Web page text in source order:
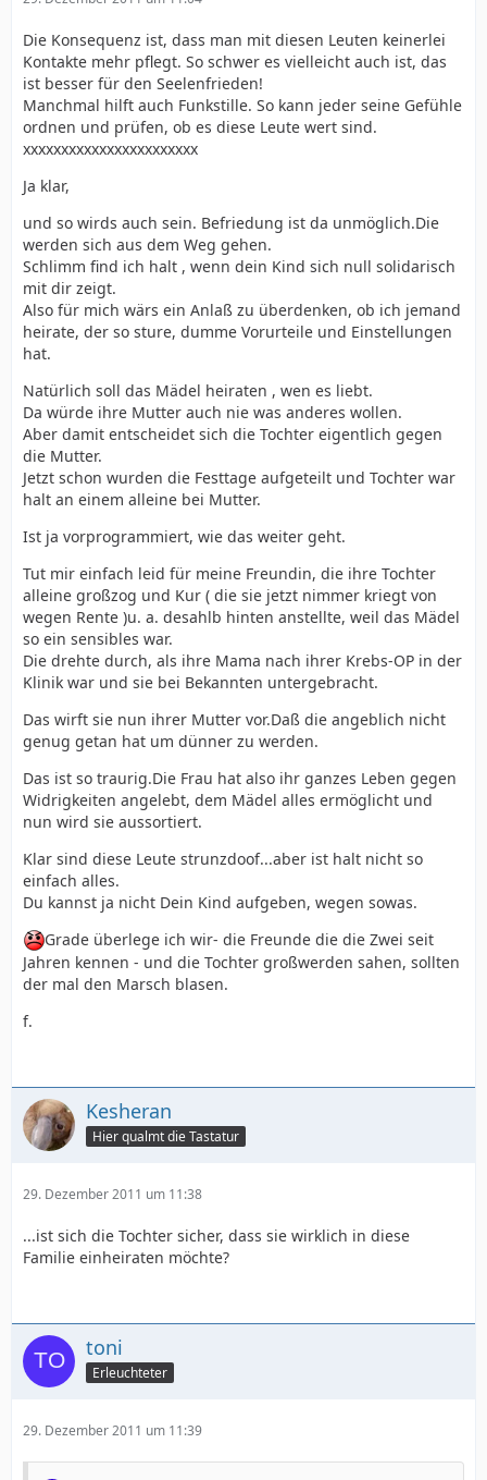
Die Konsequenz ist, dass man mit diesen Leuten keinerlei
Kontakte mehr pflegt. So schwer es vielleicht auch ist, das
ist besser für den Seelenfrieden!
Manchmal hilft auch Funkstille. So kann jeder seine Gefühle
ordnen und prüfen, ob es diese Leute wert sind.
xxxxxxxxxxxxxxxxxxxxxxx
Ja klar,
und so wirds auch sein. Befriedung ist da unmöglich.Die
werden sich aus dem Weg gehen.
Schlimm find ich halt , wenn dein Kind sich null solidarisch
mit dir zeigt.
Also für mich wärs ein Anlaß zu überdenken, ob ich jemand
heirate, der so sture, dumme Vorurteile und Einstellungen
hat.
Natürlich soll das Mädel heiraten , wen es liebt.
Da würde ihre Mutter auch nie was anderes wollen.
Aber damit entscheidet sich die Tochter eigentlich gegen
die Mutter.
Jetzt schon wurden die Festtage aufgeteilt und Tochter war
halt an einem alleine bei Mutter.
Ist ja vorprogrammiert, wie das weiter geht.
Tut mir einfach leid für meine Freundin, die ihre Tochter
alleine großzog und Kur ( die sie jetzt nimmer kriegt von
wegen Rente )u. a. desahlb hinten anstellte, weil das Mädel
so ein sensibles war.
Die drehte durch, als ihre Mama nach ihrer Krebs-OP in der
Klinik war und sie bei Bekannten untergebracht.
Das wirft sie nun ihrer Mutter vor.Daß die angeblich nicht
genug getan hat um dünner zu werden.
Das ist so traurig.Die Frau hat also ihr ganzes Leben gegen
Widrigkeiten angelebt, dem Mädel alles ermöglicht und
nun wird sie aussortiert.
Klar sind diese Leute strunzdoof...aber ist halt nicht so
einfach alles.
Du kannst ja nicht Dein Kind aufgeben, wegen sowas.
Grade überlege ich wir- die Freunde die die Zwei seit
Jahren kennen - und die Tochter großwerden sahen, sollten
der mal den Marsch blasen.
f.
Kesheran
Hier qualmt die Tastatur
29. Dezember 2011 um 11:38
...ist sich die Tochter sicher, dass sie wirklich in diese
Familie einheiraten möchte?
toni
Erleuchteter
29. Dezember 2011 um 11:39